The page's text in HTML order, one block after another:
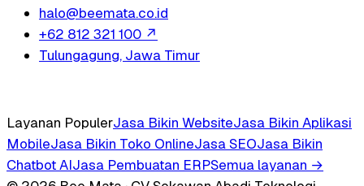
halo@beemata.co.id
+62 812 321 100 ↗
Tulungagung, Jawa Timur
Layanan PopulerJasa Bikin WebsiteJasa Bikin Aplikasi
MobileJasa Bikin Toko OnlineJasa SEOJasa Bikin
Chatbot AIJasa Pembuatan ERPSemua layanan →